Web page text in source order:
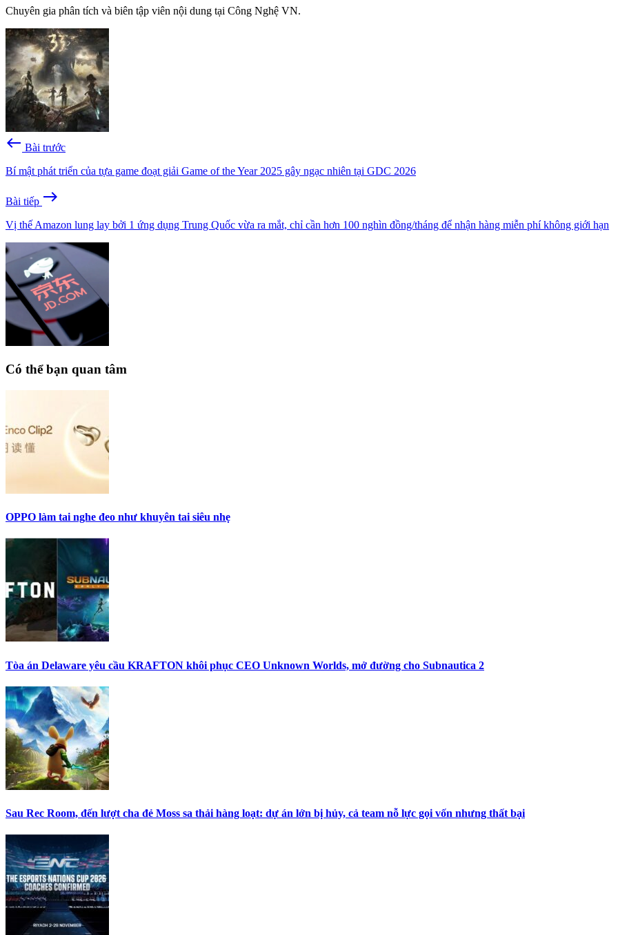
Chuyên gia phân tích và biên tập viên nội dung tại Công Nghệ VN.
west Bài trước
Bí mật phát triển của tựa game đoạt giải Game of the Year 2025 gây ngạc nhiên tại GDC 2026
Bài tiếp east
Vị thế Amazon lung lay bởi 1 ứng dụng Trung Quốc vừa ra mắt, chỉ cần hơn 100 nghìn đồng/tháng để nhận hàng miễn phí không giới hạn
Có thể bạn quan tâm
OPPO làm tai nghe đeo như khuyên tai siêu nhẹ
Tòa án Delaware yêu cầu KRAFTON khôi phục CEO Unknown Worlds, mở đường cho Subnautica 2
Sau Rec Room, đến lượt cha đẻ Moss sa thải hàng loạt: dự án lớn bị hủy, cả team nỗ lực gọi vốn nhưng thất bại